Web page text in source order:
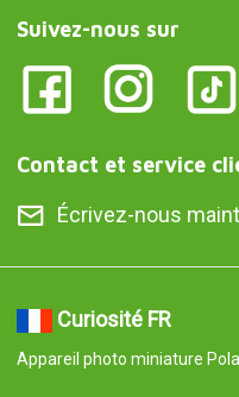
Suivez-nous sur
Contact et service
Écrivez-nous
Curiosité FR
Appareil photo miniature